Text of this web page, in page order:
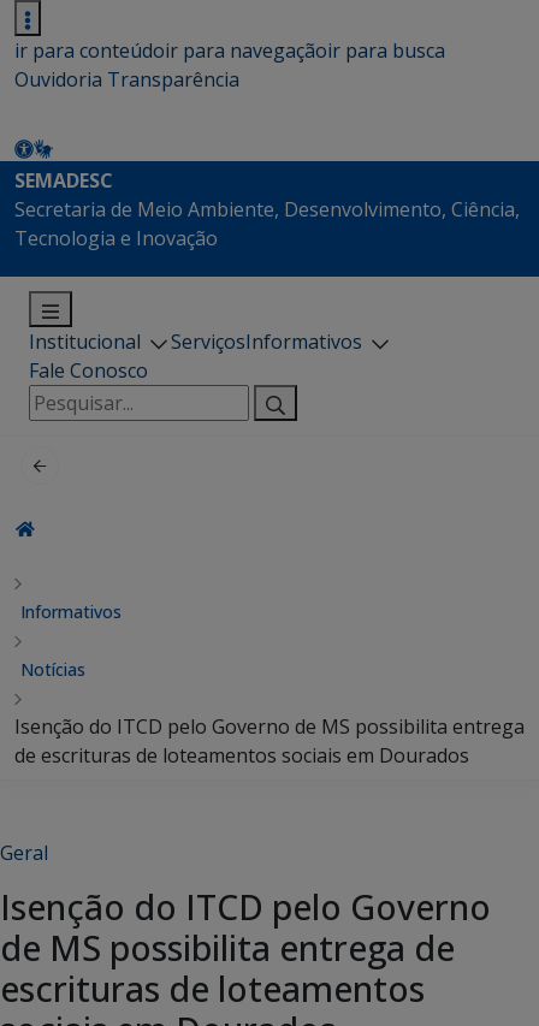
ir para conteúdoir para navegaçãoir para busca
Ouvidoria Transparência
SEMADESC
Secretaria de Meio Ambiente, Desenvolvimento, Ciência,
Tecnologia e Inovação
Institucional ServiçosInformativos
Fale Conosco
Pesquisar
por:
Informativos
Notícias
Isenção do ITCD pelo Governo de MS possibilita entrega
de escrituras de loteamentos sociais em Dourados
Geral
Isenção do ITCD pelo Governo
de MS possibilita entrega de
escrituras de loteamentos